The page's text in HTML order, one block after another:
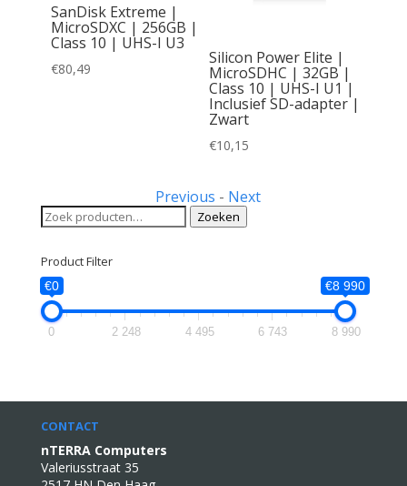
SanDisk Extreme |
MicroSDXC | 256GB |
Class 10 | UHS-I U3
€80,49
Silicon Power Elite |
MicroSDHC | 32GB |
Class 10 | UHS-I U1 |
Inclusief SD-adapter |
Zwart
€10,15
Previous - Next
Zoeken
naar:
Zoeken
Product Filter
€0 €8 990
0 2 248 4 495 6 743 8 990
CONTACT
nTERRA Computers
Valeriusstraat 35